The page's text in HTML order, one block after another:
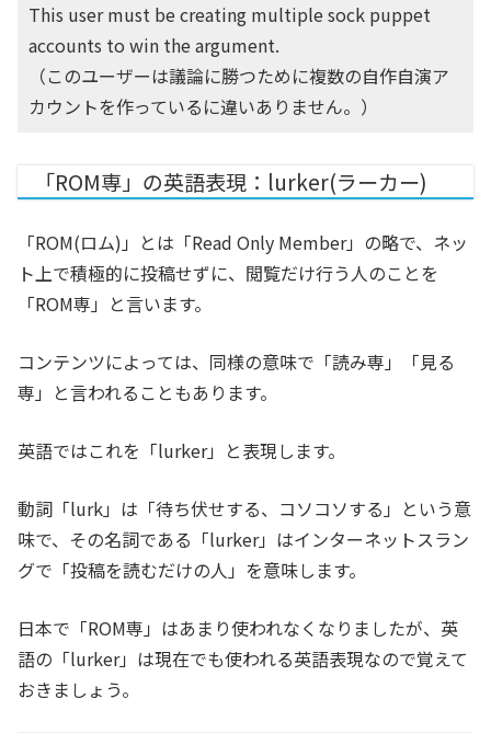
This user must be creating multiple sock puppet
accounts to win the argument.
（このユーザーは議論に勝つために複数の自作自演ア
カウントを作っているに違いありません。）
「ROM専」の英語表現：lurker(ラーカー)
「ROM(ロム)」とは「Read Only Member」の略で、ネッ
ト上で積極的に投稿せずに、閲覧だけ行う人のことを
「ROM専」と言います。
コンテンツによっては、同様の意味で「読み専」「見る
専」と言われることもあります。
英語ではこれを「lurker」と表現します。
動詞「lurk」は「待ち伏せする、コソコソする」という意
味で、その名詞である「lurker」はインターネットスラン
グで「投稿を読むだけの人」を意味します。
日本で「ROM専」はあまり使われなくなりましたが、英
語の「lurker」は現在でも使われる英語表現なので覚えて
おきましょう。